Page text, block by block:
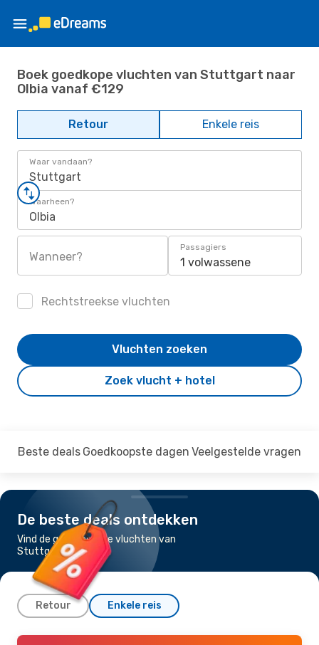
Boek goedkope vluchten van Stuttgart naar
Olbia vanaf €129
Retour Enkele reis
Waar vandaan?
Stuttgart
Waarheen?
Olbia
Wanneer?
Passagiers
1 volwassene
Rechtstreekse vluchten
Zoek vlucht + hotel
Vluchten zoeken
Beste deals Goedkoopste dagen Veelgestelde vragen
De beste deals ontdekken
Vind de goedkoopste vluchten van
Stuttgart naar Olbia
Retour Enkele reis